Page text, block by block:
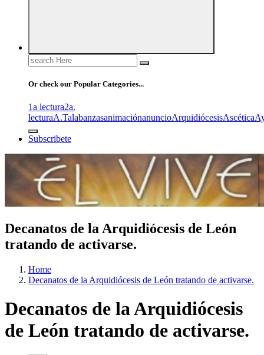
Search
for:
Or check our Popular Categories...
1a lectura2a.
lecturaA.TalabanzasanimaciónanuncioArquidiócesisAscética
Subscribete
Decanatos de la Arquidiócesis de León
tratando de activarse.
Home
Decanatos de la Arquidiócesis de León tratando de activarse.
Decanatos de la Arquidiócesis
de León tratando de activarse.